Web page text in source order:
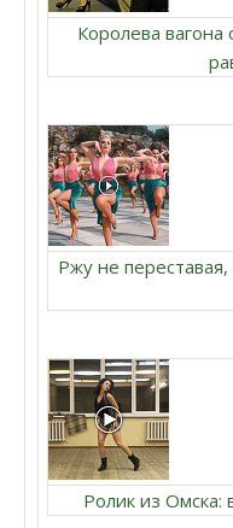
Королева вагона
Ржу не
Ролик из Омска: